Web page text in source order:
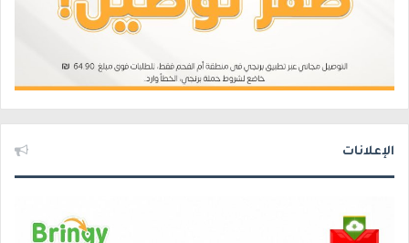
الإعلانات